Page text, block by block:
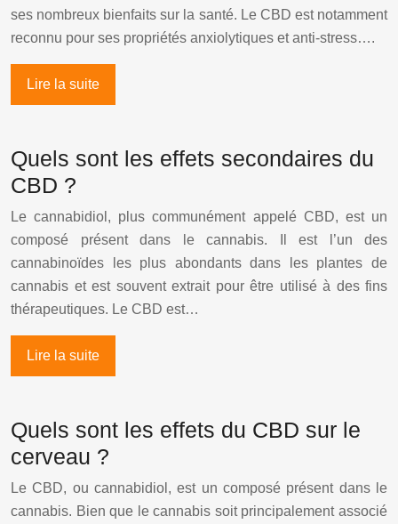
ses nombreux bienfaits sur la santé. Le CBD est notamment
reconnu pour ses propriétés anxiolytiques et anti-stress….
Lire la suite
Quels sont les effets secondaires du
CBD ?
Le cannabidiol, plus communément appelé CBD, est un
composé présent dans le cannabis. Il est l’un des
cannabinoïdes les plus abondants dans les plantes de
cannabis et est souvent extrait pour être utilisé à des fins
thérapeutiques. Le CBD est…
Lire la suite
Quels sont les effets du CBD sur le
cerveau ?
Le CBD, ou cannabidiol, est un composé présent dans le
cannabis. Bien que le cannabis soit principalement associé